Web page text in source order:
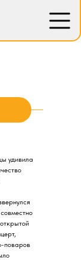
удивила
поваров